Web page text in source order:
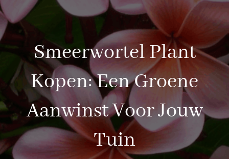
Smeerwortel Plant
Kopen: Een Groene
Aanwinst Voor Jouw
Tuin